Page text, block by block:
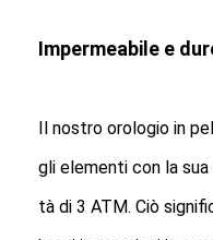
Orologio del quarzo
Orologio di quarzo a
Orologio a cinghia in
Impermeabile e
Il nostro orologio in
gli elementi con la
tà di 3 ATM. Ciò